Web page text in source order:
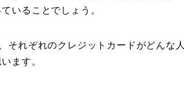
いることでしょう。
それぞれのクレジットカードがどんな人
ます。